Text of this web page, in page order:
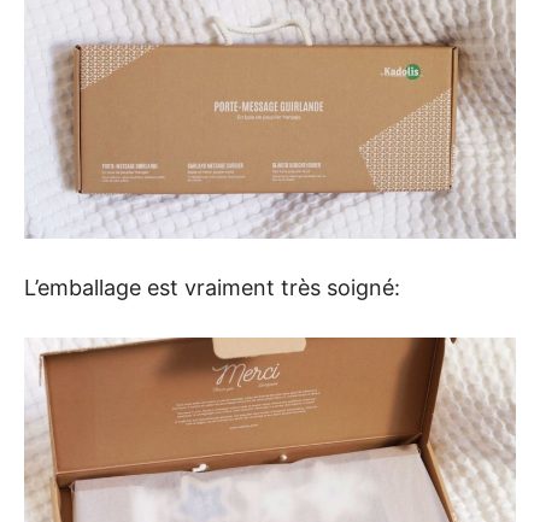
L’emballage est vraiment très soigné: